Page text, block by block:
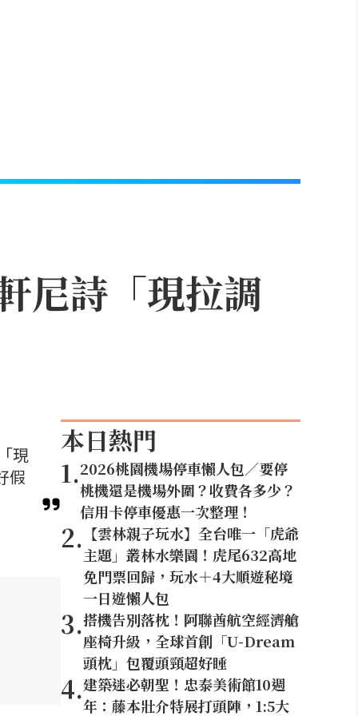
尼詩「現拉調
現
假
本日熱門
1.2026桃園機場停車懶人包／要停
桃機還是機場外圍？收費各多少？
信用卡停車優惠一次整理！
2. 【雲林親子玩水】全台唯一「虎爺
主題」叢林水樂園！虎尾632高地
免門票回歸，玩水＋4大順遊秘境
一日遊懶人包
3.搭機告別落枕！阿聯酋航空經濟艙
座椅升級，全球首創「U-Dream
頭枕」包覆頭頸超好睡
4.建築迷必朝聖！忠泰美術館10週
年：藤本壯介特展打頭陣，1:5大